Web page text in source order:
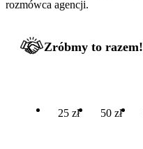
rozmówca agencji.
Zróbmy to razem!
25 zł 50 zł